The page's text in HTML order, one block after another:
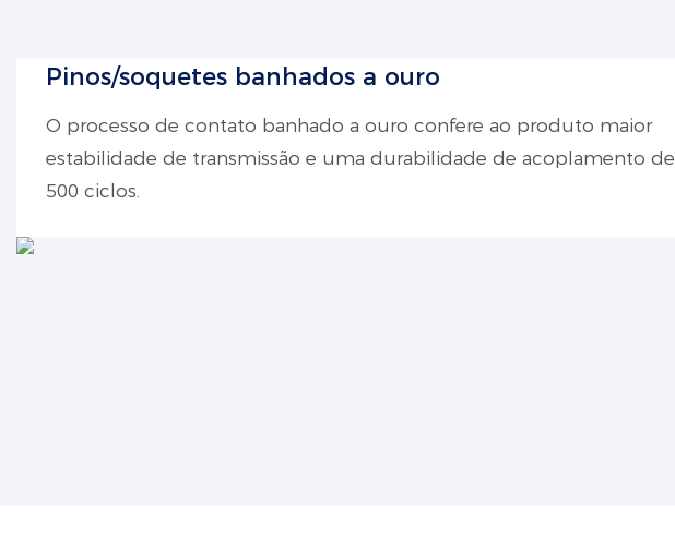
Pinos/soquetes banhados a ouro
O processo de contato banhado a ouro confere ao produto maior
estabilidade de transmissão e uma durabilidade de acoplamento de
500 ciclos.